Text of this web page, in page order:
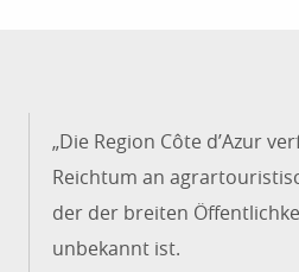
„Die Region Côte d’Azur
Reichtum an
der der breiten
unbekannt ist.